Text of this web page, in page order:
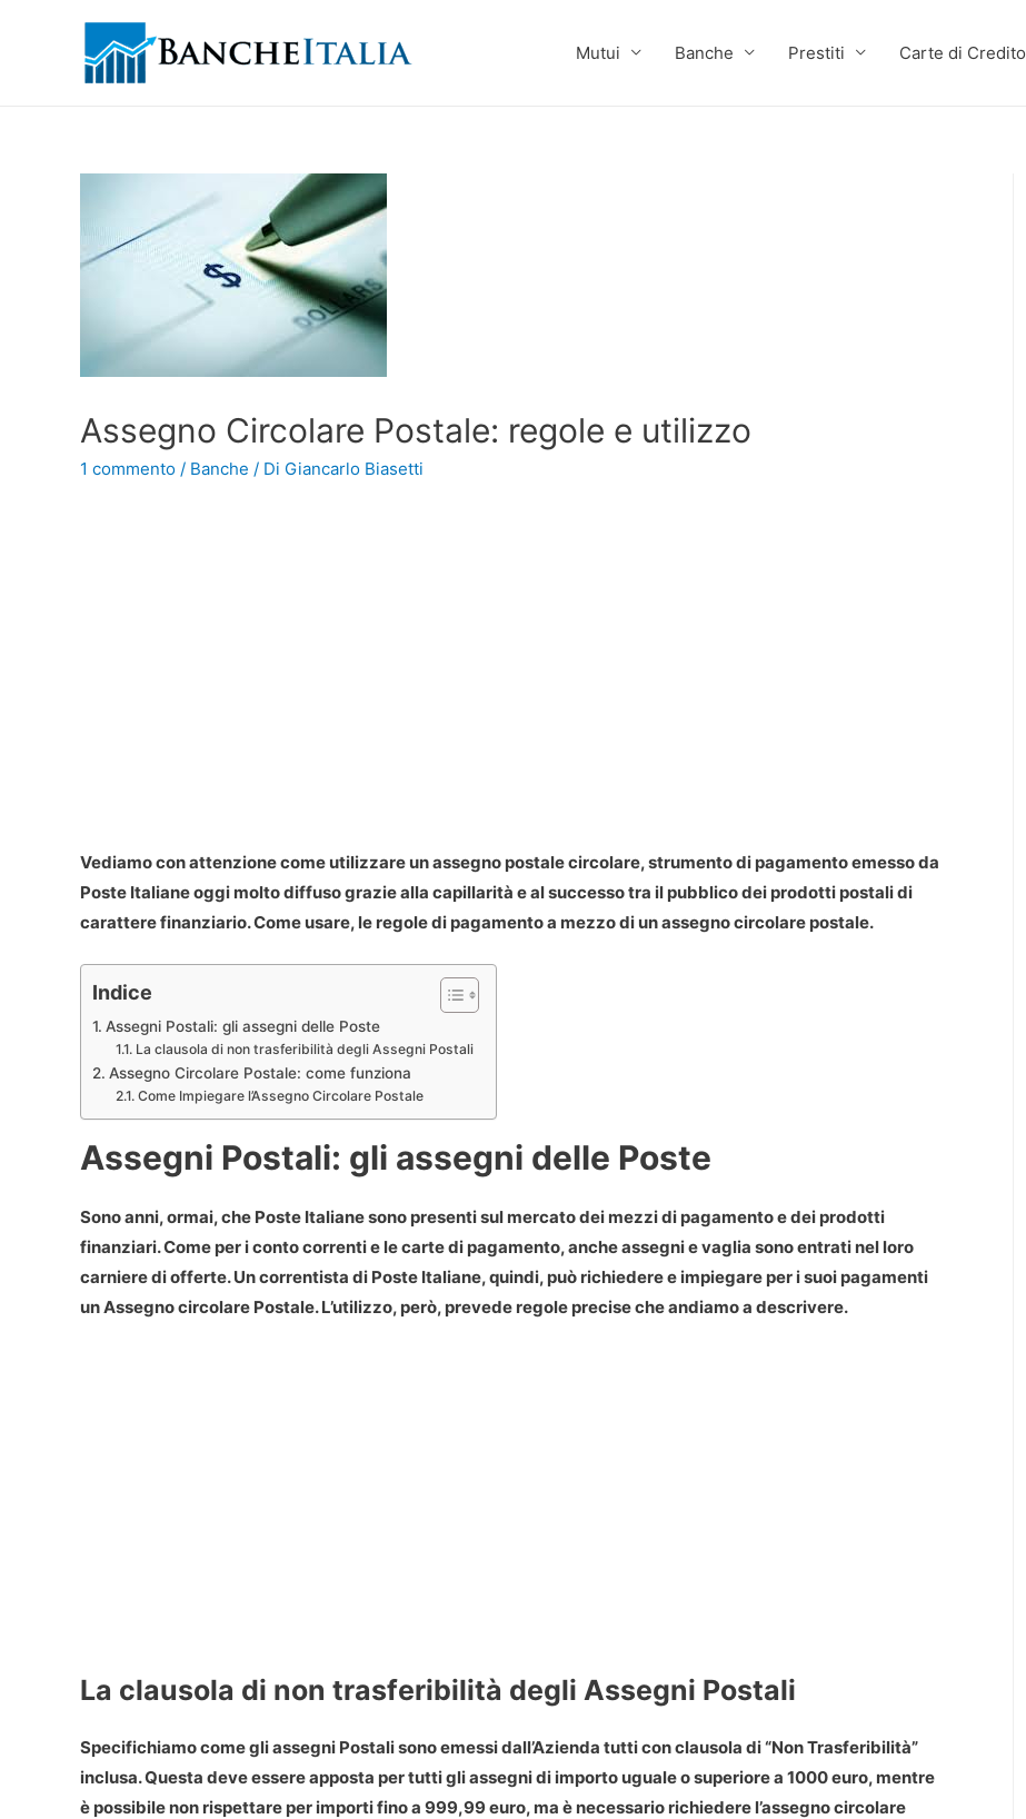
Mutui Banche Prestiti Carte di Credito
Assegno Circolare Postale: regole e utilizzo
1 commento / Banche / Di Giancarlo Biasetti
Vediamo con attenzione come utilizzare un assegno postale circolare, strumento di pagamento emesso da
Poste Italiane oggi molto diffuso grazie alla capillarità e al successo tra il pubblico dei prodotti postali di
carattere finanziario. Come usare, le regole di pagamento a mezzo di un assegno circolare postale.
Indice
Assegni Postali: gli assegni delle Poste
La clausola di non trasferibilità degli Assegni Postali
Assegno Circolare Postale: come funziona
Come Impiegare l’Assegno Circolare Postale
Assegni Postali: gli assegni delle Poste
Sono anni, ormai, che Poste Italiane sono presenti sul mercato dei mezzi di pagamento e dei prodotti
finanziari. Come per i conto correnti e le carte di pagamento, anche assegni e vaglia sono entrati nel loro
carniere di offerte. Un correntista di Poste Italiane, quindi, può richiedere e impiegare per i suoi pagamenti
un Assegno circolare Postale. L’utilizzo, però, prevede regole precise che andiamo a descrivere.
La clausola di non trasferibilità degli Assegni Postali
Specifichiamo come gliassegni Postalisono emessi dall’Azienda tutti con clausola di “Non Trasferibilità”
inclusa. Questa deve essere apposta per tutti gli assegni di importo uguale o superiore a 1000 euro, mentre
è possibile non rispettare per importi fino a 999,99 euro, ma è necessario richiedere l’assegno circolare